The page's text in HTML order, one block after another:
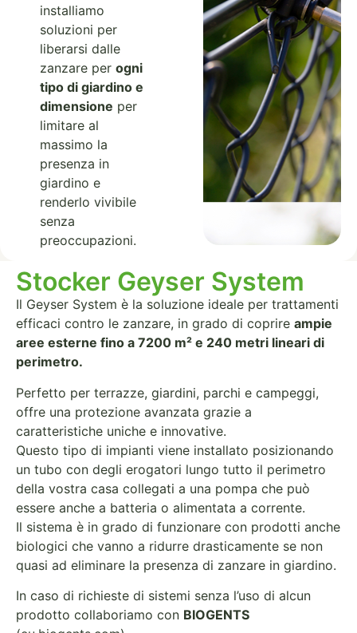
installiamo
soluzioni per
liberarsi dalle
zanzare per ogni
tipo di giardino e
dimensione per
limitare al
massimo la
presenza in
giardino e
renderlo vivibile
senza
preoccupazioni.
Stocker Geyser System
Il Geyser System è la soluzione ideale per trattamenti
efficaci contro le zanzare, in grado di coprire ampie
aree esterne fino a 7200 m² e 240 metri lineari di
perimetro.
Perfetto per terrazze, giardini, parchi e campeggi,
offre una protezione avanzata grazie a
caratteristiche uniche e innovative.
Questo tipo di impianti viene installato posizionando
un tubo con degli erogatori lungo tutto il perimetro
della vostra casa collegati a una pompa che può
essere anche a batteria o alimentata a corrente.
Il sistema è in grado di funzionare con prodotti anche
biologici che vanno a ridurre drasticamente se non
quasi ad eliminare la presenza di zanzare in giardino.
In caso di richieste di sistemi senza l’uso di alcun
prodotto collaboriamo con BIOGENTS